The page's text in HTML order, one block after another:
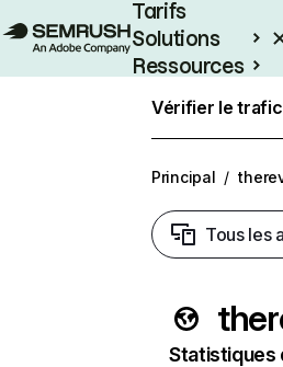
Tarifs
Solutions
Ressources
Vérifier le
Principal /
Tous les
Statistiques